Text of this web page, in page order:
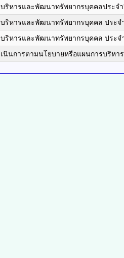
บริหารและพัฒนาทรัพยากรบุคคลประจ
บริหารและพัฒนาทรัพยากรบุคคล ประ
บริหารและพัฒนาทรัพยากรบุคคล ประ
นินการตามนโยบายหรือแผนการบริหา